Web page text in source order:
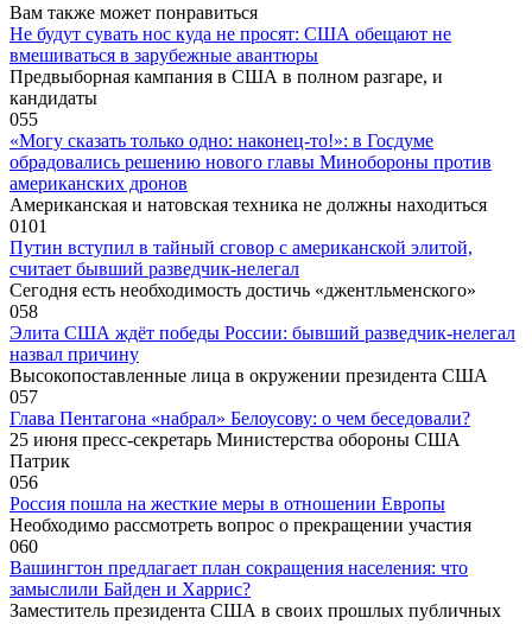
Вам также может понравиться
Не будут сувать нос куда не просят: США обещают не
вмешиваться в зарубежные авантюры
Предвыборная кампания в США в полном разгаре, и
кандидаты
055
«Могу сказать только одно: наконец-то!»: в Госдуме
обрадовались решению нового главы Минобороны против
американских дронов
Американская и натовская техника не должны находиться
0101
Путин вступил в тайный сговор с американской элитой,
считает бывший разведчик-нелегал
Сегодня есть необходимость достичь «джентльменского»
058
Элита США ждёт победы России: бывший разведчик-нелегал
назвал причину
Высокопоставленные лица в окружении президента США
057
Глава Пентагона «набрал» Белоусову: о чем беседовали?
25 июня пресс-секретарь Министерства обороны США
Патрик
056
Россия пошла на жесткие меры в отношении Европы
Необходимо рассмотреть вопрос о прекращении участия
060
Вашингтон предлагает план сокращения населения: что
замыслили Байден и Харрис?
Заместитель президента США в своих прошлых публичных